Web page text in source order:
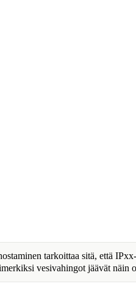
tarkoittaa sitä, että
vesivahingot jäävät näin